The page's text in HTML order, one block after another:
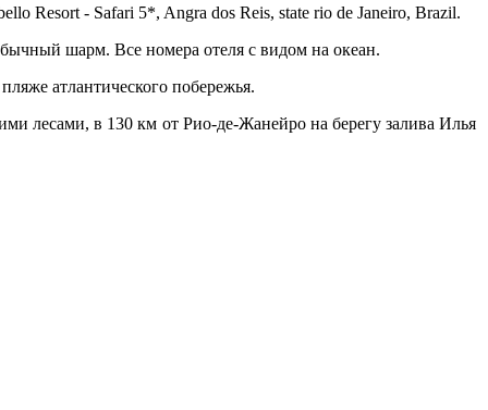
Resort - Safari 5*, Angra dos Reis, state rio de Janeiro, Brazil.
шарм. Все номера отеля с видом на океан.
атлантического побережья.
лесами, в 130 км от Рио-де-Жанейро на берегу залива Илья